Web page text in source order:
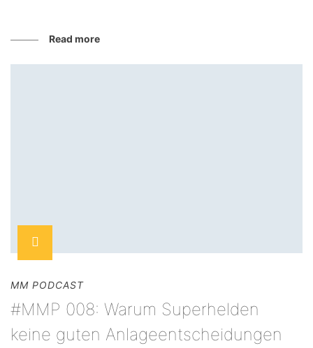
Read more
MM PODCAST
#MMP 008: Warum Superhelden
keine guten Anlageentscheidungen